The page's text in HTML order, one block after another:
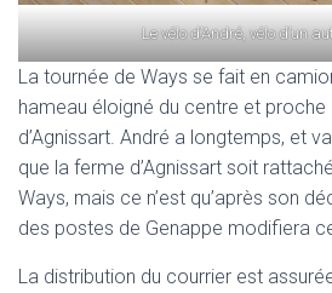
Le vélo d’André, vélo d’un
La tournée de Ways se fait en
hameau éloigné du centre et proche
d’Agnissart. André a longtemps, et
que la ferme d’Agnissart soit
Ways, mais ce n’est qu’après son
des postes de Genappe modifiera
La distribution du courrier est